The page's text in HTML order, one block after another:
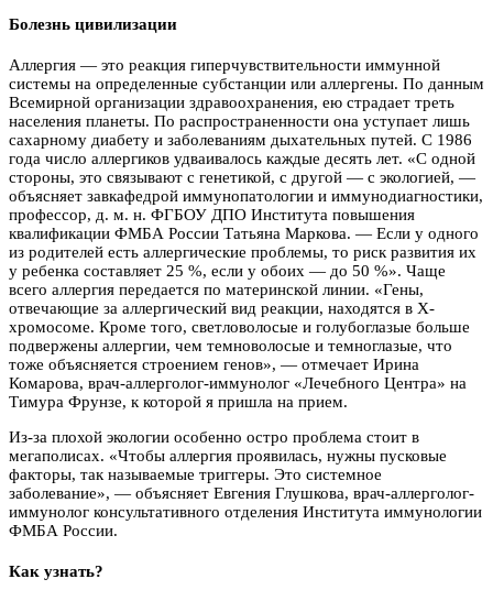
Болезнь цивилизации
Аллергия — это реакция гиперчувствительности иммунной
системы на определенные субстанции или аллергены. По данным
Всемирной организации здравоохранения, ею страдает треть
населения планеты. По распространенности она уступает лишь
сахарному диабету и заболеваниям дыхательных путей. С 1986
года число аллергиков удваивалось каждые десять лет. «С одной
стороны, это связывают с генетикой, с другой — с экологией, —
объясняет завкафедрой иммунопатологии и иммунодиагностики,
профессор, д. м. н. ФГБОУ ДПО Института повышения
квалификации ФМБА России Татьяна Маркова. — Если у одного
из родителей есть аллергические проблемы, то риск развития их
у ребенка составляет 25 %, если у обоих — до 50 %». Чаще
всего аллергия передается по материнской линии. «Гены,
отвечающие за аллергический вид реакции, находятся в Х-
хромосоме. Кроме того, светловолосые и голубоглазые больше
подвержены аллергии, чем темноволосые и темноглазые, что
тоже объясняется строением генов», — отмечает Ирина
Комарова, врач-аллерголог-иммунолог «Лечебного Центра» на
Тимура Фрунзе, к которой я пришла на прием.
Из-за плохой экологии особенно остро проблема стоит в
мегаполисах. «Чтобы аллергия проявилась, нужны пусковые
факторы, так называемые триггеры. Это системное
заболевание», — объясняет Евгения Глушкова, врач-аллерголог-
иммунолог консультативного отделения Института иммунологии
ФМБА России.
Как узнать?